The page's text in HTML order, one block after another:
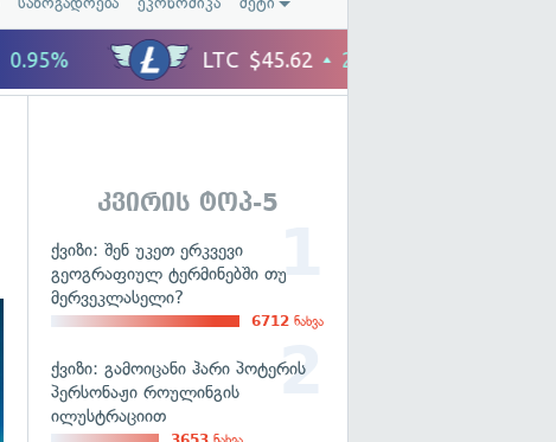
კვირის ტოპ-5
ქვიზი: შენ უკეთ ერკვევი
გეოგრაფიულ ტერმინებში თუ
მერვეკლასელი?
6712 ნახვა
ქვიზი: გამოიცანი ჰარი პოტერის
პერსონაჟი როულინგის
ილუსტრაციით